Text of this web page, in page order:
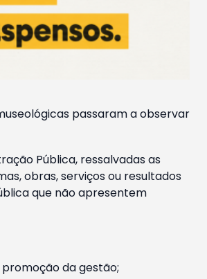
passaram a observar
Pública, ressalvadas as
obras, serviços ou resultados
que não apresentem
da gestão;